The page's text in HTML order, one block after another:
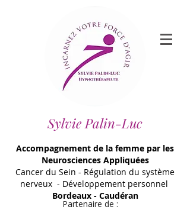
Sylvie Palin-Luc
Accompagnement de la femme par les
Neurosciences Appliquées
Cancer du Sein - Régulation du système
nerveux - Développement personnel
Bordeaux - Caudéran
Partenaire de :